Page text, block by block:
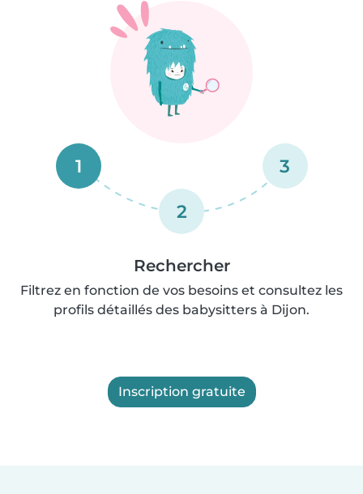
1
2
3
Rechercher
Filtrez en fonction de vos besoins et consultez les
profils détaillés des babysitters à Dijon.
Inscription gratuite